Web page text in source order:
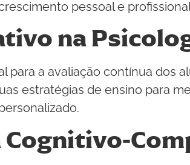
pessoal e
na
para a avaliação contínua dos
estratégias de ensino para
Cognitivo-